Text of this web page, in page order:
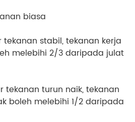
biasa
stabil, tekanan kerja
melebihi 2/3 daripada julat
tekanan turun naik, tekanan
boleh melebihi 1/2 daripada